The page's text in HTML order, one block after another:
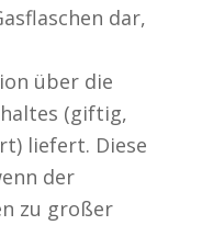
dar,
über die
(giftig,
liefert. Diese
der
zu großer